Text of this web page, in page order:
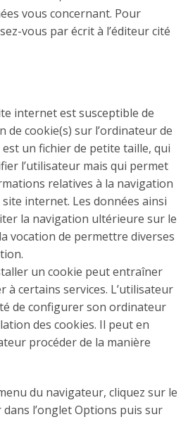
vous concernant. Pour
vous par écrit à l’éditeur cité
internet est susceptible de
de cookie(s) sur l’ordinateur de
un fichier de petite taille, qui
l’utilisateur mais qui permet
relatives à la navigation
internet. Les données ainsi
la navigation ultérieure sur le
vocation de permettre diverses
un cookie peut entraîner
à certains services. L’utilisateur
de configurer son ordinateur
des cookies. Il peut en
procéder de la manière
du navigateur, cliquez sur le
l’onglet Options puis sur